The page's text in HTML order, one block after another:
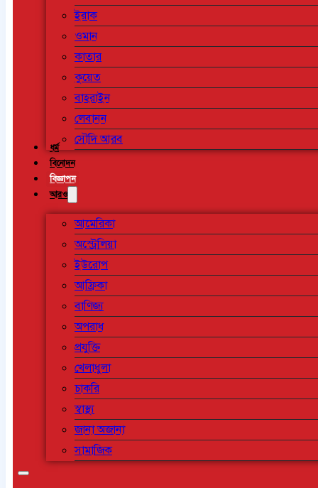
ইরাক
ওমান
কাতার
কুয়েত
বাহরাইন
লেবানন
সৌদি আরব
ধর্ম
বিনোদন
বিজ্ঞাপন
আরও
আমেরিকা
অস্ট্রেলিয়া
ইউরোপ
আফ্রিকা
বাণিজ্য
অপরাধ
প্রযুক্তি
খেলাধুলা
চাকরি
স্বাস্থ্য
জানা অজানা
সামাজিক